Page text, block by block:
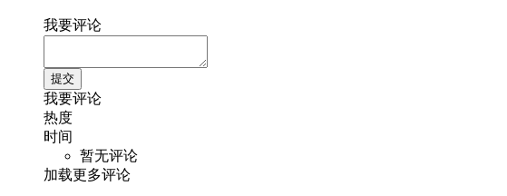
我要评论
我要评论
热度
时间
暂无评论
加载更多评论